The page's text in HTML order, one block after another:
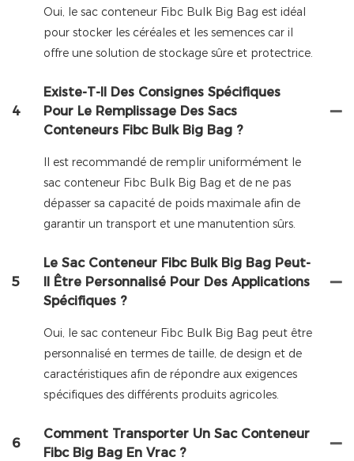
Oui, le sac conteneur Fibc Bulk Big Bag est idéal
pour stocker les céréales et les semences car il
offre une solution de stockage sûre et protectrice.
4
Existe-T-Il Des Consignes Spécifiques
Pour Le Remplissage Des Sacs
Conteneurs Fibc Bulk Big Bag ?
Il est recommandé de remplir uniformément le
sac conteneur Fibc Bulk Big Bag et de ne pas
dépasser sa capacité de poids maximale afin de
garantir un transport et une manutention sûrs.
5
Le Sac Conteneur Fibc Bulk Big Bag Peut-
Il Être Personnalisé Pour Des Applications
Spécifiques ?
Oui, le sac conteneur Fibc Bulk Big Bag peut être
personnalisé en termes de taille, de design et de
caractéristiques afin de répondre aux exigences
spécifiques des différents produits agricoles.
6
Comment Transporter Un Sac Conteneur
Fibc Big Bag En Vrac ?